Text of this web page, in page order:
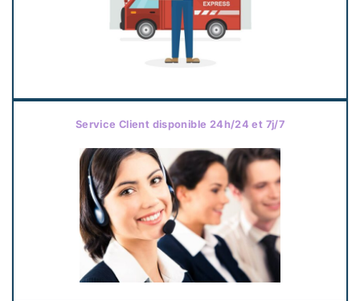
Service Client disponible 24h/24 et 7j/7